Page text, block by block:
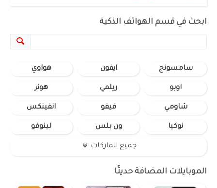
ابحث في قسم الهواتف الذكية
سامسونج ايفون هواوي
اوبو ريلمي هونر
شاومي فيفو انفينكس
نوكيا ون بلس لينوفو
جميع الماركات
الموبايلات المضافة حديثًا